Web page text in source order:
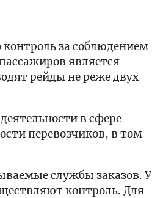
за соблюдением
является
рейды не реже двух
в сфере
перевозчиков, в том
службы заказов. У
контроль. Для